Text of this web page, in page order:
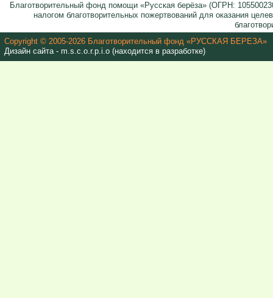
Благотворительный фонд помощи «Русская берёза» (ОГРН:
налогом благотворительных пожертвований для оказания
Copyright © 2005-2026 Благотворительный фонд «РУССКАЯ БЕРЕЗА»
Дизайн сайта - m.s.c.o.r.p.i.o (находится в разработке)